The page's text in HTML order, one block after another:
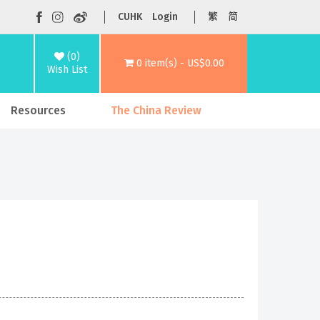
CUHK Login 繁 简
(0)
Wish List
0 item(s) - US$0.00
Resources The China Review